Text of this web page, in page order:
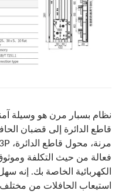
نظام بسبار مرن هو وسيلة
قاطع الدائرة إلى قضبان
فعالة من حيث التكلفة
الكهربائية الخاصة بك. إنه
استيعاب الحافلات من